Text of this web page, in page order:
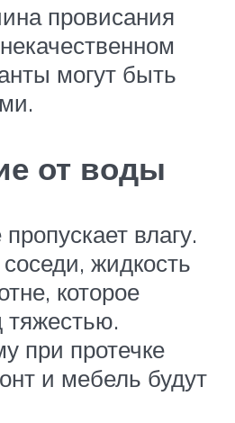
провисания
могут быть
от воды
влагу.
жидкость
которое
тяжестью.
при протечке
и мебель будут